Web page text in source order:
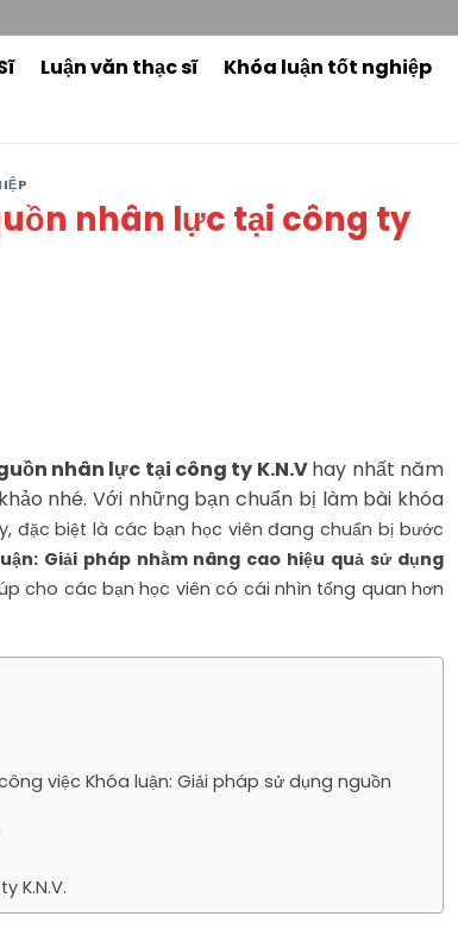
Luận văn thạc sĩ Khóa luận tốt nghiệp
nhân lực tại công ty
nhân lực tại công ty K.N.Vhay nhất năm
nhé. Với những bạn chuẩn bị làm bài khóa
đặc biệt là các bạn học viên đang chuẩn bị bước
Giải pháp nhằm nâng cao hiệu quả sử dụng
cho các bạn học viên có cái nhìn tổng quan hơn
việc Khóa luận: Giải pháp sử dụng nguồn
K.N.V.